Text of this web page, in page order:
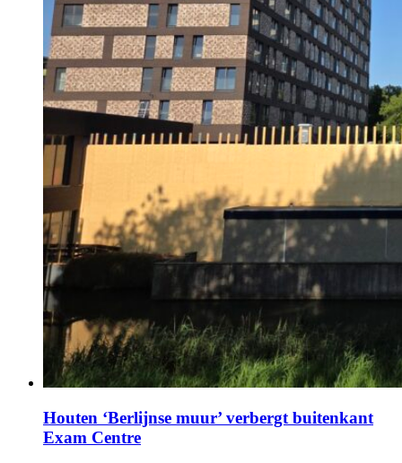
Houten ‘Berlijnse muur’ verbergt buitenkant
Exam Centre